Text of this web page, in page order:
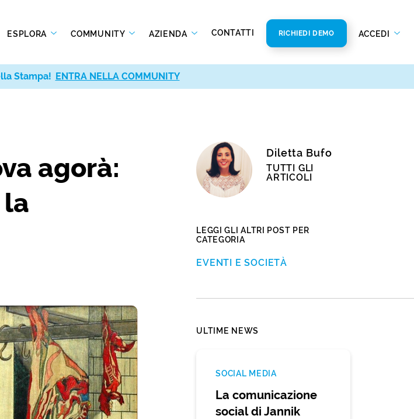
ESPLORA COMMUNITY AZIENDA CONTATTI RICHIEDI DEMO ACCEDI
agorà:
la
Diletta Bufo
TUTTI GLI
ARTICOLI
LEGGI GLI ALTRI POST PER
CATEGORIA
EVENTI E SOCIETÀ
ULTIME NEWS
SOCIAL MEDIA
La comunicazione
social di Jannik
Stampa! ENTRA NELLA COMMUNITY